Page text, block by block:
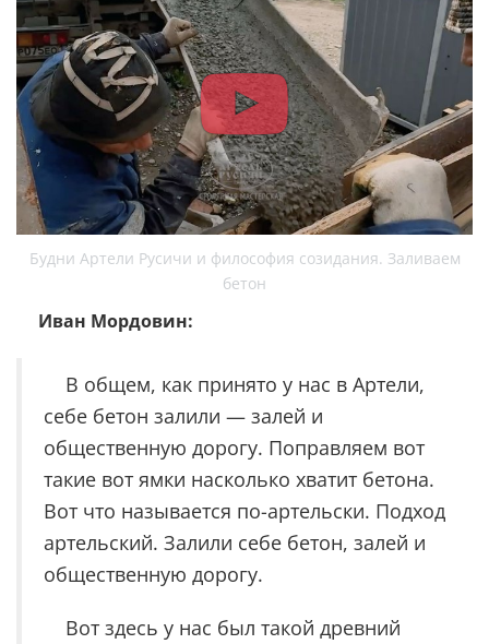
Будни Артели Русичи и философия созидания. Заливаем
бетон
Иван Мордовин:
В общем, как принято у нас в Артели,
себе бетон залили — залей и
общественную дорогу. Поправляем вот
такие вот ямки насколько хватит бетона.
Вот что называется по-артельски. Подход
артельский. Залили себе бетон, залей и
общественную дорогу.
Вот здесь у нас был такой древний